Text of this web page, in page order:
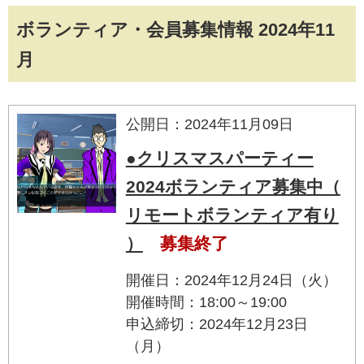
ボランティア・会員募集情報 2024年11
月
公開日：2024年11月09日
●クリスマスパーティー
2024ボランティア募集中（
リモートボランティア有り
）
募集終了
開催日：2024年12月24日（火）
開催時間：18:00～19:00
申込締切：2024年12月23日
（月）